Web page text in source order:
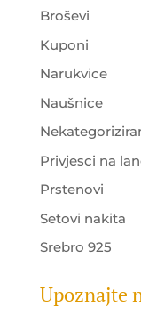
Broševi
Kuponi
Narukvice
Naušnice
Privjesci na
Prstenovi
Setovi nakita
Srebro 925
Upoznajte